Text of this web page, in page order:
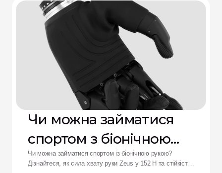
Aether
Чи можна займатися
спортом з біонічною
рукою?
Чи можна займатися спортом із біонічною рукою?
Дізнайтеся, як сила хвату руки Zeus у 152 Н та стійкість